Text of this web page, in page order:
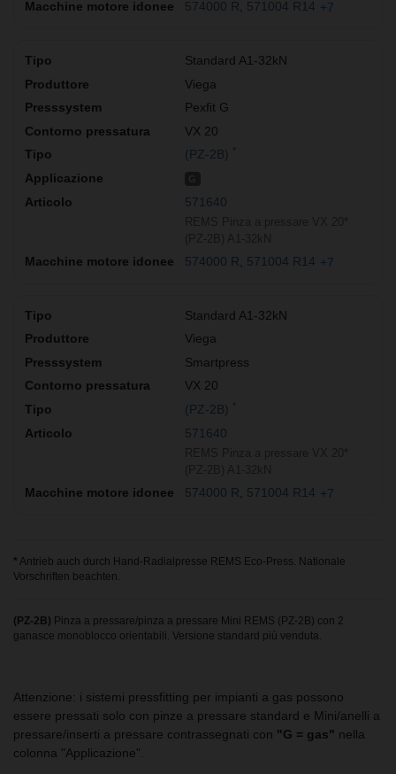
574000 R 571004 R14 +7
Standard A1-32kN
Viega
Pexfit G
VX 20
(PZ-2B)
571640
574000 R 571004 R14 +7
Standard A1-32kN
Viega
Smartpress
VX 20
(PZ-2B)
571640
574000 R 571004 R14 +7
* Antrieb auch durch Hand-Radialpresse REMS Eco-Press. Nationale
Vorschriften beachten.
(PZ-2B) Pinza a pressare/pinza a pressare Mini REMS (PZ-2B) con 2
ganasce monoblocco orientabili. Versione standard più venduta.
Attenzione: i sistemi pressfitting per impianti a gas possono
essere pressati solo con pinze a pressare standard e Mini/anelli a
pressare/inserti a pressare contrassegnati con "G = gas" nella
colonna "Applicazione".